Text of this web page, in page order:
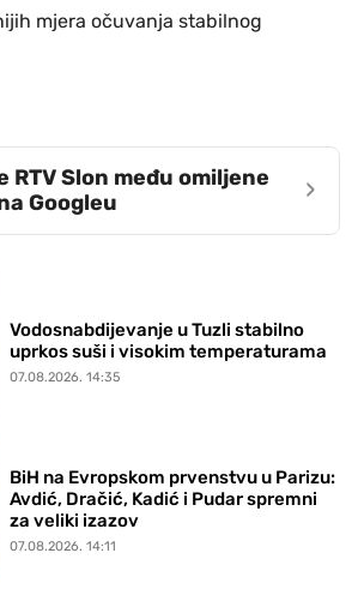
mjera očuvanja stabilnog
RTV Slon među omiljene
Googleu
›
Vodosnabdijevanje u Tuzli stabilno
uprkos suši i visokim temperaturama
07.08.2026. 14:35
BiH na Evropskom prvenstvu u Parizu:
Avdić, Dračić, Kadić i Pudar spremni
za veliki izazov
07.08.2026. 14:11